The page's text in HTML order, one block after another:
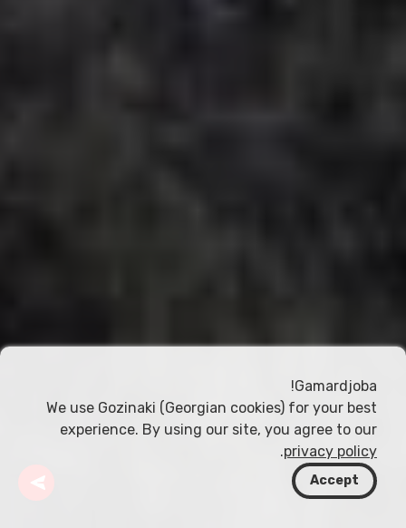
Gamardjoba!
We use Gozinaki (Georgian cookies) for your best
experience. By using our site, you agree to our
privacy policy
.
Accept